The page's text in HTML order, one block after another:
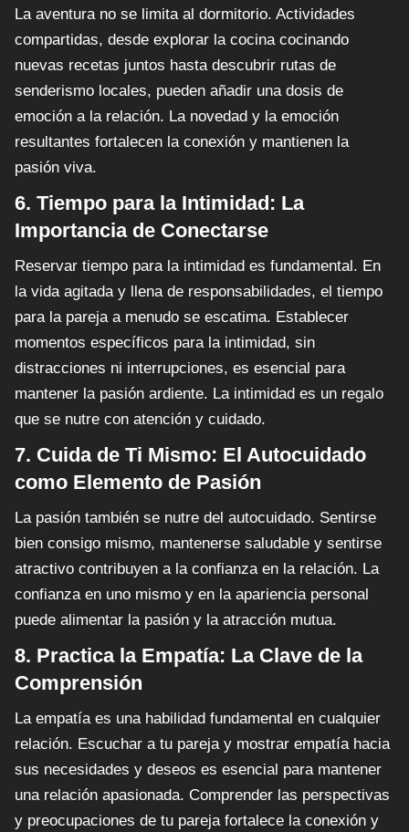
La aventura no se limita al dormitorio. Actividades
compartidas, desde explorar la cocina cocinando
nuevas recetas juntos hasta descubrir rutas de
senderismo locales, pueden añadir una dosis de
emoción a la relación. La novedad y la emoción
resultantes fortalecen la conexión y mantienen la
pasión viva.
6. Tiempo para la Intimidad: La
Importancia de Conectarse
Reservar tiempo para la intimidad es fundamental. En
la vida agitada y llena de responsabilidades, el tiempo
para la pareja a menudo se escatima. Establecer
momentos específicos para la intimidad, sin
distracciones ni interrupciones, es esencial para
mantener la pasión ardiente. La intimidad es un regalo
que se nutre con atención y cuidado.
7. Cuida de Ti Mismo: El Autocuidado
como Elemento de Pasión
La pasión también se nutre del autocuidado. Sentirse
bien consigo mismo, mantenerse saludable y sentirse
atractivo contribuyen a la confianza en la relación. La
confianza en uno mismo y en la apariencia personal
puede alimentar la pasión y la atracción mutua.
8. Practica la Empatía: La Clave de la
Comprensión
La empatía es una habilidad fundamental en cualquier
relación. Escuchar a tu pareja y mostrar empatía hacia
sus necesidades y deseos es esencial para mantener
una relación apasionada. Comprender las perspectivas
y preocupaciones de tu pareja fortalece la conexión y